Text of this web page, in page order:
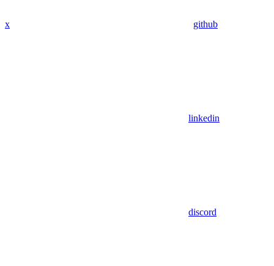
x github
linkedin
discord